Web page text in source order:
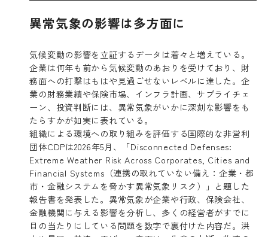
異常気象の影響は多方面に
気候変動の影響を立証するデータは着々と増えている。
企業は何年も前から気候変動のあおりを受けており、財
務面への打撃はもはや見過ごせないレベルに達した。企
業の財務業績や保険市場、インフラ計画、サプライチェ
ーン、投資判断には、異常気象がいかに深刻な影響をも
たらすかが如実に表れている。
組織による環境への取り組みを評価する国際的な非営利
団体CDPは2026年5月、「Disconnected Defenses:
Extreme Weather Risk Across Corporates, Cities and
Financial Systems（連携の取れていない備え：企業・都
市・金融システムを脅かす異常気象リスク）」と題した
報告書を発表した。異常気象が企業や行政、保険会社、
金融機関に与える影響を分析し、多くの経営者がすでに
目の当たりにしている問題を数字で裏付けた内容だ。洪